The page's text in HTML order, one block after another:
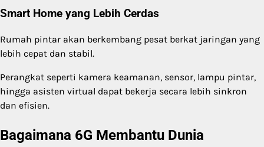
Smart Home yang Lebih Cerdas
Rumah pintar akan berkembang pesat berkat jaringan yang
lebih cepat dan stabil.
Perangkat seperti kamera keamanan, sensor, lampu pintar,
hingga asisten virtual dapat bekerja secara lebih sinkron
dan efisien.
Bagaimana 6G Membantu Dunia